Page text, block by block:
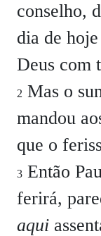
conselho,
dia de
Deus com
2 Mas o
mandou
que o
3 Então
ferirá,
aqui